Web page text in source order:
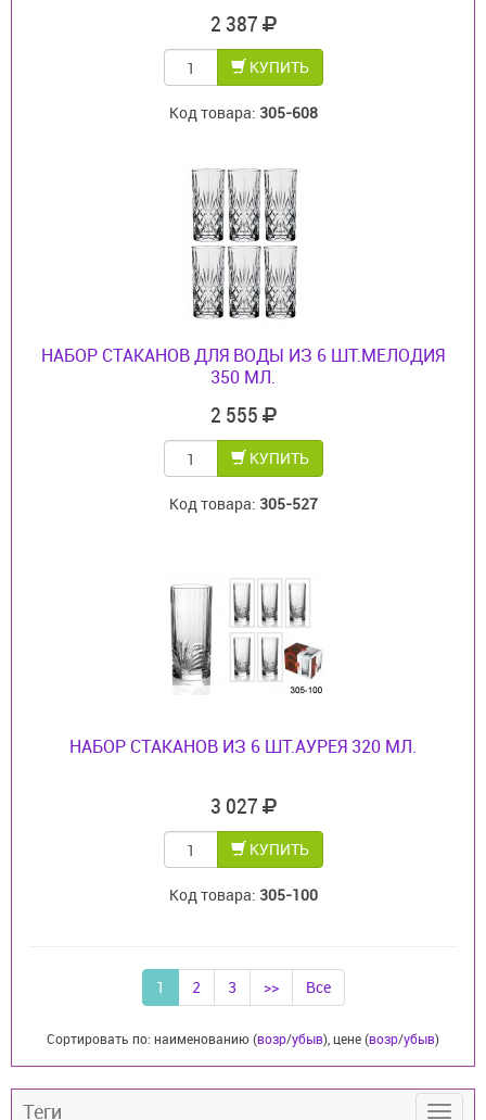
2 387
КУПИТЬ
Код товара: 305-608
НАБОР СТАКАНОВ ДЛЯ ВОДЫ ИЗ 6 ШТ.МЕЛОДИЯ
350 МЛ.
2 555
КУПИТЬ
Код товара: 305-527
НАБОР СТАКАНОВ ИЗ 6 ШТ.АУРЕЯ 320 МЛ.
3 027
КУПИТЬ
Код товара: 305-100
1 2 3 >> Все
Сортировать по: наименованию (возр/убыв), цене (возр/убыв)
Теги